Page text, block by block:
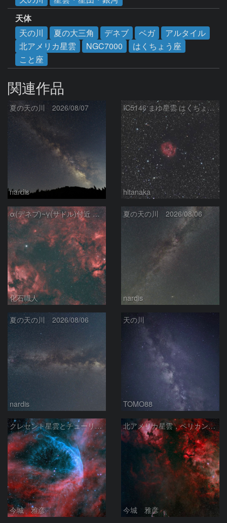
天体
天の川
夏の大三角 デネブ ベガ
アルタイル
北アメリカ星雲
NGC7000
はくちょう座
こと座
関連作品
夏の天の川 2026/08/07
nardis
IC5146 まゆ星雲 はくちょう座
hltanaka
α(デネブ)~γ(サドル)付近 NGC7000 北アメリカ星雲 IC5067~5070 ペリカン星雲 Sh2-112 はくちょう座
化石職人
夏の天の川 2026/08/06
nardis
夏の天の川 2026/08/06
nardis
天の川
TOMO88
クレセント星雲とチューリップ星雲の真ん中あたりにある星雲 NGC6883 ???
今城 雅彦
北アメリカ星雲，ペリカン星雲，サドル付近，クレセント星雲，網状星雲・・・etc
今城 雅彦